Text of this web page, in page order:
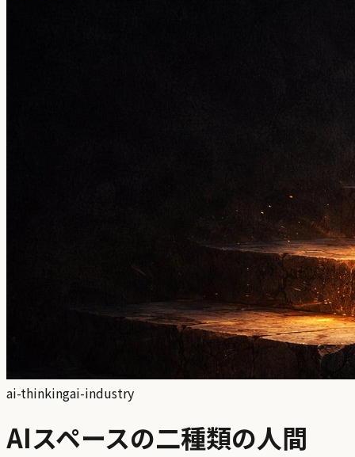
ai-thinkingai-industry
AIスペースの二種類の人間